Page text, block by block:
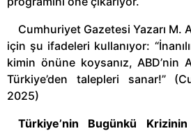
Cumhuriyet Gazetesi Yazarı M.
için şu ifadeleri kullanıyor:
kimin önüne koysanız, ABD’nin
Türkiye’den talepleri sanar!”
2025)
Türkiye’nin Bugünkü